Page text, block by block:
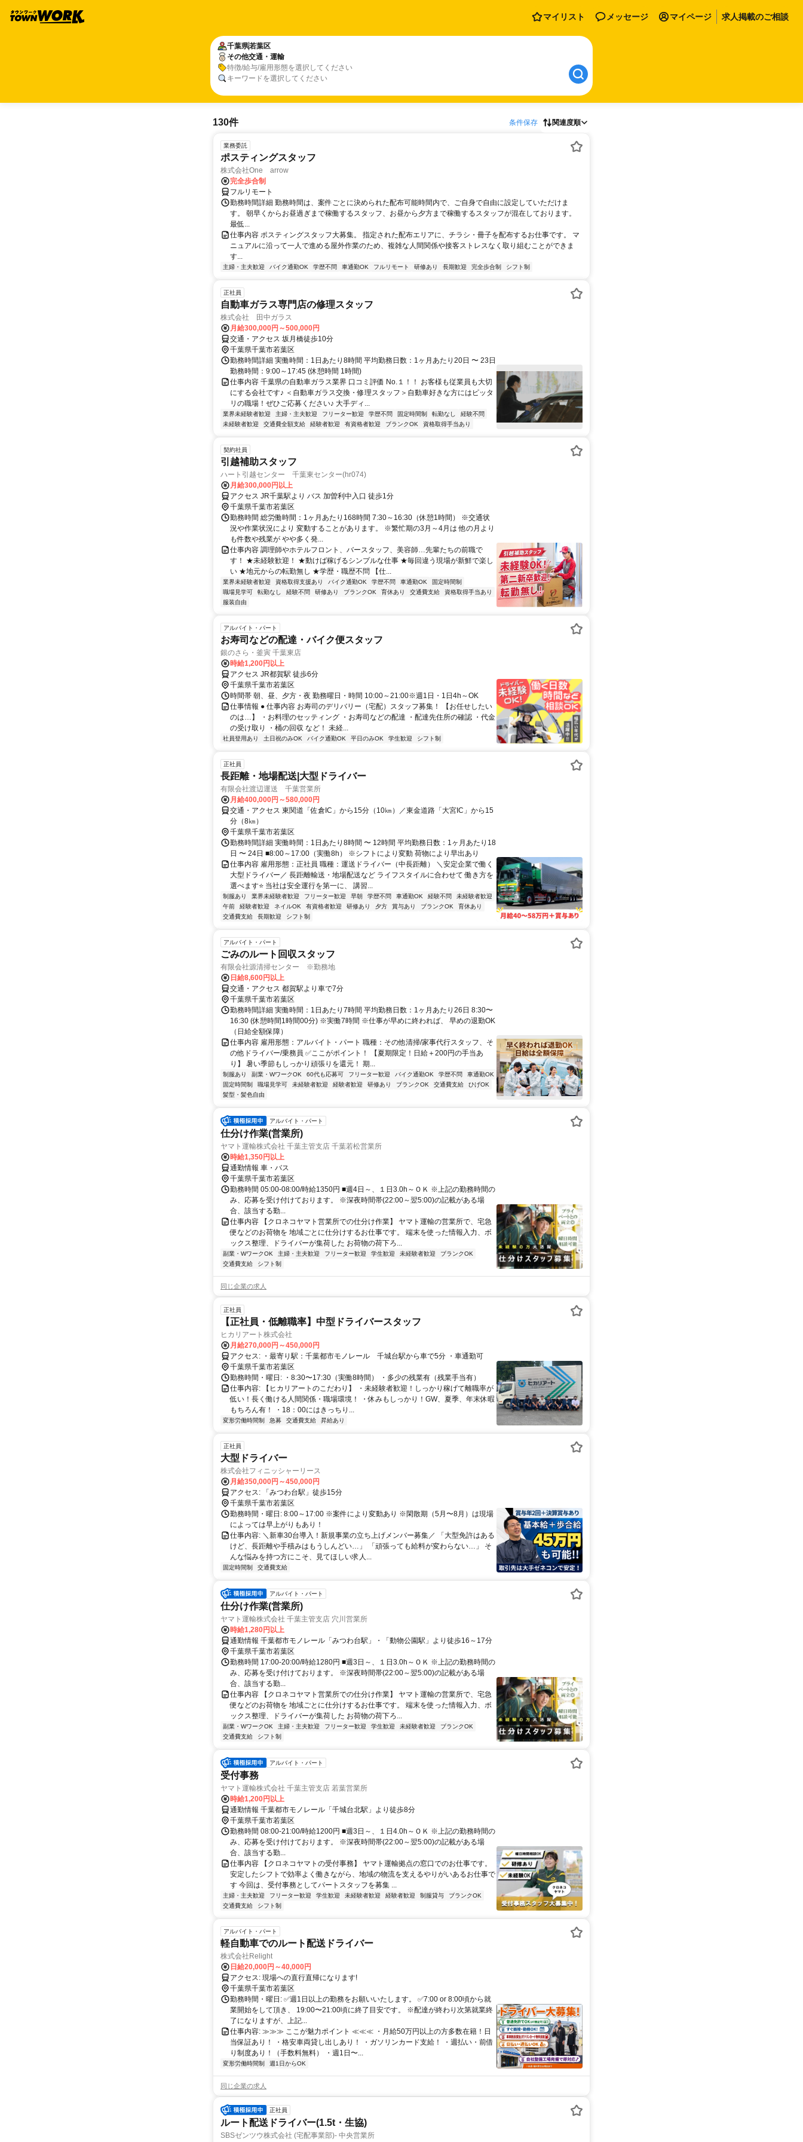
マイリスト メッセージ マイページ 求人掲載のご相談
千葉県若葉区
その他交通・運輸
特徴/給与/雇用形態を選択してください
キーワードを選択してください
130件 条件保存 関連度順
業務委託
ポスティングスタッフ
株式会社One arrow
完全歩合制
フルリモート
勤務時間詳細 勤務時間は、案件ごとに決められた配布可能時間内で、ご自身で自由に設定していただけま
す。 朝早くからお昼過ぎまで稼働するスタッフ、お昼から夕方まで稼働するスタッフが混在しております。
最低...
仕事内容 ポスティングスタッフ大募集。 指定された配布エリアに、チラシ・冊子を配布するお仕事です。 マ
ニュアルに沿って一人で進める屋外作業のため、複雑な人間関係や接客ストレスなく取り組むことができま
す...
主婦・主夫歓迎 バイク通勤OK 学歴不問 車通勤OK フルリモート 研修あり 長期歓迎 完全歩合制 シフト制
正社員
自動車ガラス専門店の修理スタッフ
株式会社 田中ガラス
月給300,000円～500,000円
交通・アクセス 坂月橋徒歩10分
千葉県千葉市若葉区
勤務時間詳細 実働時間：1日あたり8時間 平均勤務日数：1ヶ月あたり20日 〜 23日
勤務時間：9:00～17:45 (休憩時間 1時間)
仕事内容 千葉県の自動車ガラス業界 口コミ評価 No.１！！ お客様も従業員も大切
にする会社です♪ ＜自動車ガラス交換・修理スタッフ＞自動車好きな方にはピッタ
リの職場！ぜひご応募ください♪ 大手ディ...
業界未経験者歓迎 主婦・主夫歓迎 フリーター歓迎 学歴不問 固定時間制 転勤なし
経験不問
未経験者歓迎
交通費全額支給 経験者歓迎 有資格者歓迎 ブランクOK 資格取得手当あり
契約社員
引越補助スタッフ
ハート引越センター 千葉東センター(hr074)
月給300,000円以上
アクセス JR千葉駅より バス 加曽利中入口 徒歩1分
千葉県千葉市若葉区
勤務時間 総労働時間：1ヶ月あたり168時間 7:30～16:30（休憩1時間） ※交通状
況や作業状況により 変動することがあります。 ※繁忙期の3月～4月は 他の月より
も件数や残業が やや多く発...
仕事内容 調理師やホテルフロント、バースタッフ、美容師…先輩たちの前職で
す！ ★未経験歓迎！ ★動けば稼げるシンプルな仕事 ★毎回違う現場が新鮮で楽し
い ★地元からの転勤無し ★学歴・職歴不問 【仕...
業界未経験者歓迎 資格取得支援あり バイク通勤OK 学歴不問 車通勤OK
固定時間制
職場見学可
転勤なし 経験不問 研修あり ブランクOK 育休あり 交通費支給
資格取得手当あり
服装自由
アルバイト・パート
お寿司などの配達・バイク便スタッフ
銀のさら・釜寅 千葉東店
時給1,200円以上
アクセス JR都賀駅 徒歩6分
千葉県千葉市若葉区
時間帯 朝、昼、夕方・夜 勤務曜日・時間 10:00～21:00※週1日・1日4h～OK
仕事情報 ● 仕事内容 お寿司のデリバリー（宅配）スタッフ募集！ 【お任せしたい
のは…】 ・お料理のセッティング ・お寿司などの配達 ・配達先住所の確認 ・代金
の受け取り ・桶の回収 など！ 未経...
社員登用あり 土日祝のみOK バイク通勤OK 平日のみOK 学生歓迎 シフト制
正社員
長距離・地場配送|大型ドライバー
有限会社渡辺運送 千葉営業所
月給400,000円～580,000円
交通・アクセス 東関道「佐倉IC」から15分（10㎞）／東金道路「大宮IC」から15
分（8㎞）
千葉県千葉市若葉区
勤務時間詳細 実働時間：1日あたり8時間 〜 12時間 平均勤務日数：1ヶ月あたり18
日 〜 24日 ■8:00～17:00（実働8h） ※シフトにより変動 荷物により早出あり
仕事内容 雇用形態：正社員 職種：運送ドライバー（中長距離） ＼安定企業で働く
大型ドライバー／ 長距離輸送・地場配送など ライフスタイルに合わせて 働き方を
選べます⭐ 当社は安全運行を第一に、 講習...
制服あり 業界未経験者歓迎 フリーター歓迎 早朝 学歴不問 車通勤OK 経験不問
未経験者歓迎
午前
経験者歓迎 ネイルOK 有資格者歓迎 研修あり 夕方 賞与あり ブランクOK
育休あり
交通費支給
長期歓迎 シフト制
アルバイト・パート
ごみのルート回収スタッフ
有限会社源清掃センター ※勤務地
日給8,600円以上
交通・アクセス 都賀駅より車で7分
千葉県千葉市若葉区
勤務時間詳細 実働時間：1日あたり7時間 平均勤務日数：1ヶ月あたり26日 8:30〜
16:30 (休憩時間1時間00分) ※実働7時間 ※仕事が早めに終われば、 早めの退勤OK
（日給全額保障）
仕事内容 雇用形態：アルバイト・パート 職種：その他清掃/家事代行スタッフ、そ
の他ドライバー/乗務員 ✅ここがポイント！ 【夏期限定！日給＋200円の手当あ
り】 暑い季節もしっかり頑張りを還元！ 期...
制服あり 副業・WワークOK 60代も応募可 フリーター歓迎 バイク通勤OK 学歴不問
車通勤OK
固定時間制
職場見学可 未経験者歓迎 経験者歓迎 研修あり ブランクOK 交通費支給
ひげOK
髪型・髪色自由
アルバイト・パート
仕分け作業(営業所)
ヤマト運輸株式会社 千葉主管支店 千葉若松営業所
時給1,350円以上
通勤情報 車・バス
千葉県千葉市若葉区
勤務時間 05:00-08:00/時給1350円 ■週4日～、１日3.0h～ＯＫ ※上記の勤務時間の
み、応募を受け付けております。 ※深夜時間帯(22:00～翌5:00)の記載がある場
合、該当する勤...
仕事内容 【クロネコヤマト営業所での仕分け作業】 ヤマト運輸の営業所で、宅急
便などのお荷物を 地域ごとに仕分けするお仕事です。 端末を使った情報入力、ボ
ックス整理、ドライバーが集荷した お荷物の荷下ろ...
副業・WワークOK 主婦・主夫歓迎 フリーター歓迎 学生歓迎 未経験者歓迎
ブランクOK
交通費支給
シフト制
同じ企業の求人
正社員
【正社員・低離職率】中型ドライバースタッフ
ヒカリアート株式会社
月給270,000円～450,000円
アクセス: ・最寄り駅：千葉都市モノレール 千城台駅から車で5分 ・車通勤可
千葉県千葉市若葉区
勤務時間・曜日: ・8:30〜17:30（実働8時間） ・多少の残業有（残業手当有）
仕事内容: 【ヒカリアートのこだわり】 ・未経験者歓迎！しっかり稼げて離職率が
低い！長く働ける人間関係・職場環境！ ・休みもしっかり！GW、夏季、年末休暇
もちろん有！ ・18：00にはきっちり...
変形労働時間制 急募 交通費支給 昇給あり
正社員
大型ドライバー
株式会社フィニッシャーリース
月給350,000円～450,000円
アクセス: 「みつわ台駅」徒歩15分
千葉県千葉市若葉区
勤務時間・曜日: 8:00～17:00 ※案件により変動あり ※閑散期（5月〜8月）は現場
によっては早上がりもあり！
仕事内容: ＼新車30台導入！新規事業の立ち上げメンバー募集／ 「大型免許はある
けど、長距離や手積みはもうしんどい…」 「頑張っても給料が変わらない…」 そ
んな悩みを持つ方にこそ、見てほしい求人...
固定時間制 交通費支給
アルバイト・パート
仕分け作業(営業所)
ヤマト運輸株式会社 千葉主管支店 穴川営業所
時給1,280円以上
通勤情報 千葉都市モノレール「みつわ台駅」・「動物公園駅」より徒歩16～17分
千葉県千葉市若葉区
勤務時間 17:00-20:00/時給1280円 ■週3日～、１日3.0h～ＯＫ ※上記の勤務時間の
み、応募を受け付けております。 ※深夜時間帯(22:00～翌5:00)の記載がある場
合、該当する勤...
仕事内容 【クロネコヤマト営業所での仕分け作業】 ヤマト運輸の営業所で、宅急
便などのお荷物を 地域ごとに仕分けするお仕事です。 端末を使った情報入力、ボ
ックス整理、ドライバーが集荷した お荷物の荷下ろ...
副業・WワークOK 主婦・主夫歓迎 フリーター歓迎 学生歓迎 未経験者歓迎
ブランクOK
交通費支給
シフト制
アルバイト・パート
受付事務
ヤマト運輸株式会社 千葉主管支店 若葉営業所
時給1,200円以上
通勤情報 千葉都市モノレール「千城台北駅」より徒歩8分
千葉県千葉市若葉区
勤務時間 08:00-21:00/時給1200円 ■週3日～、１日4.0h～ＯＫ ※上記の勤務時間の
み、応募を受け付けております。 ※深夜時間帯(22:00～翌5:00)の記載がある場
合、該当する勤...
仕事内容 【クロネコヤマトの受付事務】 ヤマト運輸拠点の窓口でのお仕事です。
安定したシフトで効率よく働きながら、地域の物流を支えるやりがいあるお仕事で
す 今回は、受付事務としてパートスタッフを募集 ...
主婦・主夫歓迎 フリーター歓迎 学生歓迎 未経験者歓迎 経験者歓迎 制服貸与
ブランクOK
交通費支給
シフト制
アルバイト・パート
軽自動車でのルート配送ドライバー
株式会社Relight
日給20,000円～40,000円
アクセス: 現場への直行直帰になります!
千葉県千葉市若葉区
勤務時間・曜日: ✅週1日以上の勤務をお願いいたします。 ✅7:00 or 8:00頃から就
業開始をして頂き、 19:00〜21:00頃に終了目安です。 ※配達が終わり次第就業終
了になりますが、上記...
仕事内容: ≫≫≫ ここが魅力ポイント ≪≪≪ ・月給50万円以上の方多数在籍！日
当保証あり！ ・格安車両貸し出しあり！ ・ガソリンカード支給！ ・週払い・前借
り制度あり！（手数料無料） ・週1日〜...
変形労働時間制 週1日からOK
同じ企業の求人
正社員
ルート配送ドライバー(1.5t・生協)
SBSゼンツウ株式会社 (宅配事業部)- 中央営業所